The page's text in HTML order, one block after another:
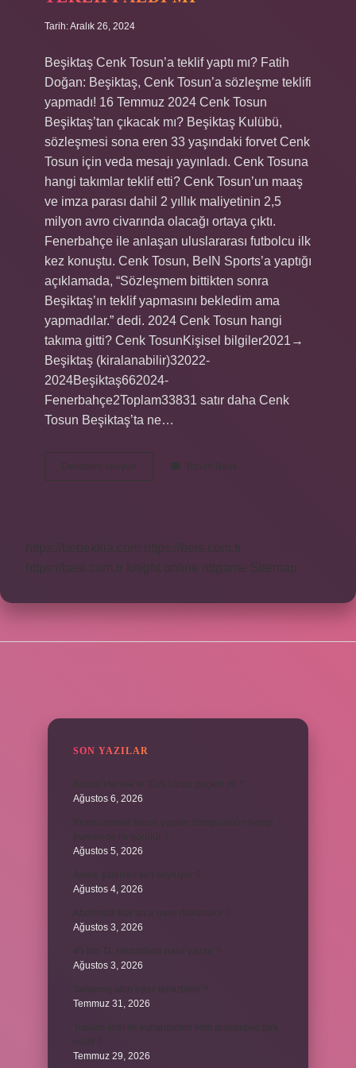
Tarih: Aralık 26, 2024
Beşiktaş Cenk Tosun’a teklif yaptı mı? Fatih
Doğan: Beşiktaş, Cenk Tosun’a sözleşme teklifi
yapmadı! 16 Temmuz 2024 Cenk Tosun
Beşiktaş’tan çıkacak mı? Beşiktaş Kulübü,
sözleşmesi sona eren 33 yaşındaki forvet Cenk
Tosun için veda mesajı yayınladı. Cenk Tosuna
hangi takımlar teklif etti? Cenk Tosun’un maaş
ve imza parası dahil 2 yıllık maliyetinin 2,5
milyon avro civarında olacağı ortaya çıktı.
Fenerbahçe ile anlaşan uluslararası futbolcu ilk
kez konuştu. Cenk Tosun, BeIN Sports’a yaptığı
açıklamada, “Sözleşmem bittikten sonra
Beşiktaş’ın teklif yapmasını bekledim ama
yapmadılar.” dedi. 2024 Cenk Tosun hangi
takıma gitti? Cenk TosunKişisel bilgiler2021→
Beşiktaş (kiralanabilir)32022-
2024Beşiktaş662024-
Fenerbahçe2Toplam33831 satır daha Cenk
Tosun Beşiktaş’ta ne…
Devamını okuyun
Tosun
Yorum Bırak
https://bebekkia.com
https://beis.com.tr
https://basi.com.tr
knight online nttgame Sitemap
SON YAZILAR
Ağustos 6, 2026
Ağustos 5, 2026
Ağustos 4, 2026
Ağustos 3, 2026
Ağustos 3, 2026
Temmuz 31, 2026
Temmuz 29, 2026